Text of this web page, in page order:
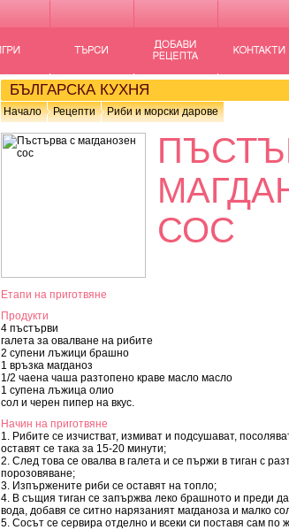
БЪЛГАРСКА КУХНЯ
Начало Рецепти Риби и морски дарове
СОС
Етапи на приготвяне
Продукти
4 пъстърви
галета за овалване на рибите
2 супени лъжици брашно
1 връзка магданоз
1/2 чаена чаша разтопено краве масло масло
1 супена лъжица олио
сол и черен пипер на вкус.
Начин на приготвяне
1. Рибите се изчистват, измиват и подсушават,
оставят се така за 15-20 минути;
2. След това се овалва в галета и се пържи в тиган с
порозовяване;
3. Изпържените риби се оставят на топло;
4. В същия тиган се запържва леко брашното и преди
вода, добавя се ситно нарязаният магданоза и малко
5. Сосът се сервира отделно и всеки си поставя сам по